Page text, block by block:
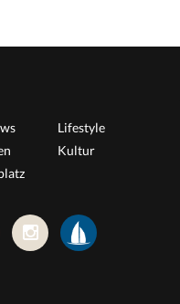
Lifestyle
Kultur